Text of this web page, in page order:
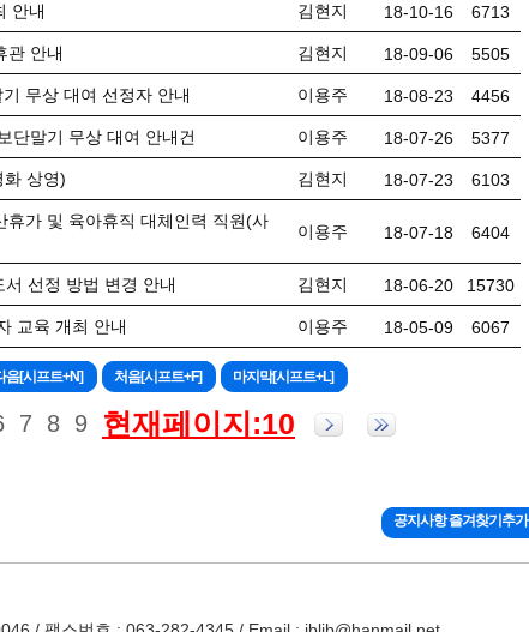
안내 김현지 18-10-16 6713
관 안내 김현지 18-09-06 5505
무상 대여 선정자 안내 이용주 18-08-23 4456
단말기 무상 대여 안내건 이용주 18-07-26 5377
화 상영) 김현지 18-07-23 6103
휴가 및 육아휴직 대체인력 직원(사
이용주 18-07-18 6404
선정 방법 변경 안내 김현지 18-06-20 15730
교육 개최 안내 이용주 18-05-09 6067
7 8 9 현재페이지:10
공지사항 즐겨찾기추가